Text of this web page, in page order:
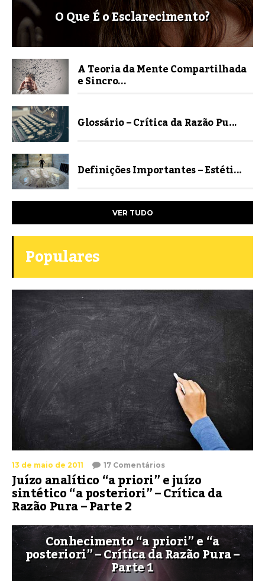
O Que É o Esclarecimento?
A Teoria da Mente Compartilhada
e Sincro...
Glossário – Crítica da Razão Pu...
Definições Importantes – Estéti...
VER TUDO
Populares
13 de maio de 2011 17 Comentários
Juízo analítico “a priori” e juízo
sintético “a posteriori” – Crítica da
Razão Pura – Parte 2
Conhecimento “a priori” e “a
posteriori” – Crítica da Razão Pura –
Parte 1